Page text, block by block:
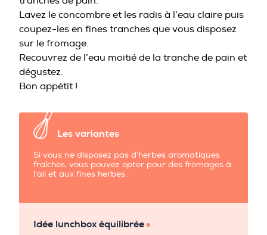
Lavez le concombre et les radis à l’eau claire puis
coupez-les en fines tranches que vous disposez
sur le fromage.
Recouvrez de l’eau moitié de la tranche de pain et
dégustez.
Bon appétit !
Les variantes
Si vous ne disposez pas d’herbes aromatiques
fraîches, vous pouvez opter pour des fromages à
l’ail et aux fines herbes.
Idée lunchbox équilibrée